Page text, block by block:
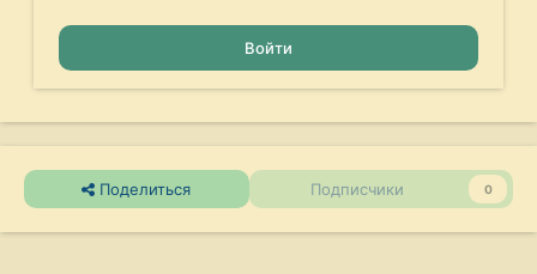
Войти
Поделиться Подписчики 0